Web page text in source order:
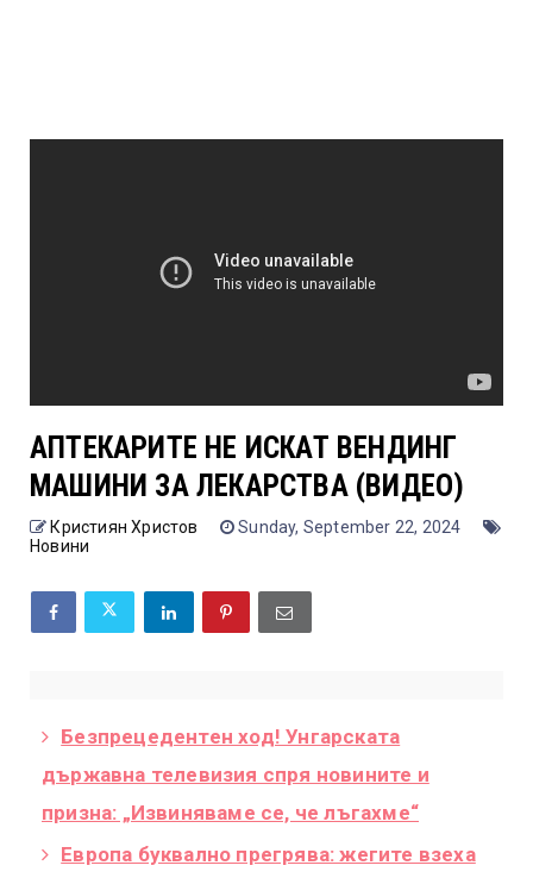
АПТЕКАРИТЕ НЕ ИСКАТ ВЕНДИНГ
МАШИНИ ЗА ЛЕКАРСТВА (ВИДЕО)
Кристиян Христов
Sunday, September 22, 2024
Новини
Безпрецедентен ход! Унгарската
държавна телевизия спря новините и
призна: „Извиняваме се, че лъгахме“
Европа буквално прегрява: жегите взеха